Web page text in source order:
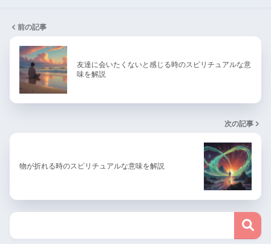
前の記事
友達に会いたくないと感じる時のスピリチュアルな意
味を解説
次の記事
物が折れる時のスピリチュアルな意味を解説